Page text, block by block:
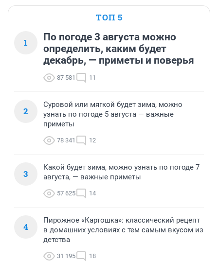
ТОП 5
1
По погоде 3 августа можно
определить, каким будет
декабрь, — приметы и поверья
87 581 11
2
Суровой или мягкой будет зима, можно
узнать по погоде 5 августа — важные
приметы
78 341 12
3
Какой будет зима, можно узнать по погоде 7
августа, — важные приметы
57 625 14
4
Пирожное «Картошка»: классический рецепт
в домашних условиях с тем самым вкусом из
детства
31 195 18